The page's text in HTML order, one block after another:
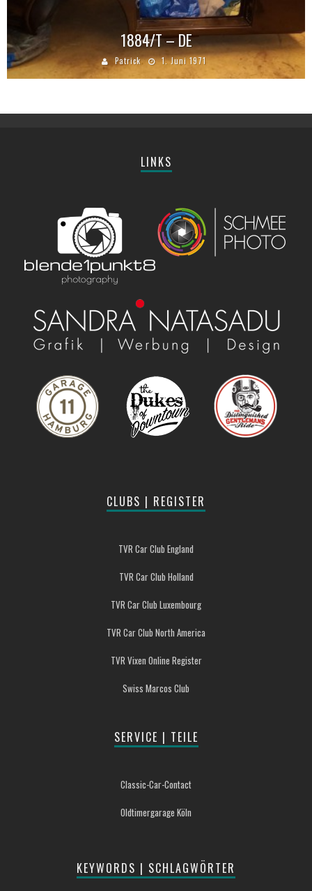
1884/T – DE
Patrick 1. Juni 1971
LINKS
CLUBS | REGISTER
TVR Car Club England
TVR Car Club Holland
TVR Car Club Luxembourg
TVR Car Club North America
TVR Vixen Online Register
Swiss Marcos Club
SERVICE | TEILE
Classic-Car-Contact
Oldtimergarage Köln
KEYWORDS | SCHLAGWÖRTER